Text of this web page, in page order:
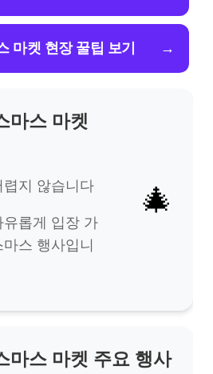
마켓 현장 꿀팁 보기 →
마스 마켓
지 않습니다
롭게 입장 가
스 행사입니
🎄
마스 마켓 주요 행사